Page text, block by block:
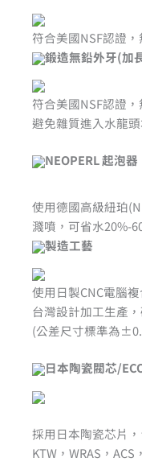
符合美國NSF認證，
鍛造無鉛外牙(加
符合美國NSF認證
避免雜質進入水龍頭
NEOPERL 起泡器
使用德國高級紐珀
濺噴，可省水20%-
製造工藝
使用日製CNC電腦
台灣設計加工生產
(公差尺寸標準為
日本陶瓷閥芯/
採用日本陶瓷芯片，
KTW，WRAS，